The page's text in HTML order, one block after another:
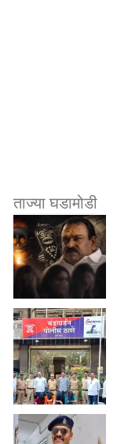
ताज्या घडामोडी